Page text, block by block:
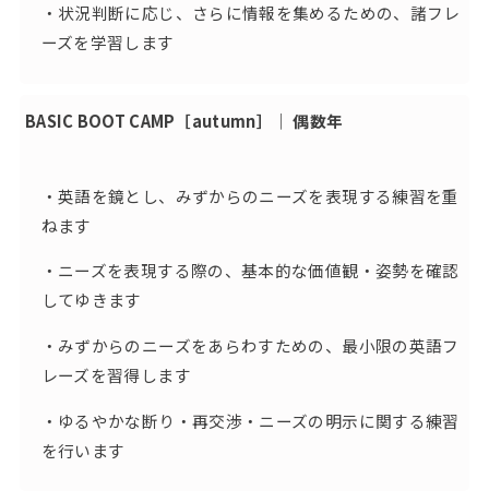
・状況判断に応じ、さらに情報を集めるための、諸フレ
ーズを学習します
BASIC BOOT CAMP［autumn］｜ 偶数年
・英語を鏡とし、みずからのニーズを表現する練習を重
ねます
・ニーズを表現する際の、基本的な価値観・姿勢を確認
してゆきます
・みずからのニーズをあらわすための、最小限の英語フ
レーズを習得します
・ゆるやかな断り・再交渉・ニーズの明示に関する練習
を行います